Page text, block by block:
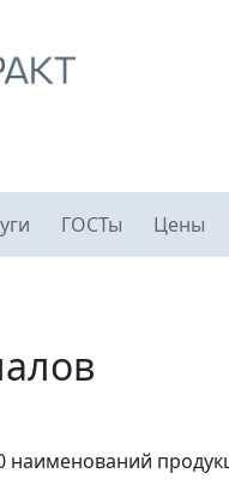
ГОСТы Цены